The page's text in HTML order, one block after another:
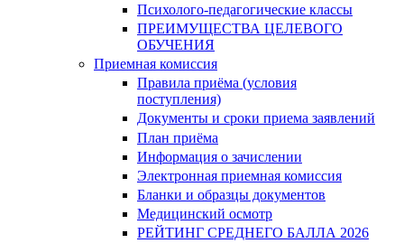
Психолого-педагогические классы
ПРЕИМУЩЕСТВА ЦЕЛЕВОГО
ОБУЧЕНИЯ
Приемная комиссия
Правила приёма (условия
поступления)
Документы и сроки приема заявлений
План приёма
Информация о зачислении
Электронная приемная комиссия
Бланки и образцы документов
Медицинский осмотр
РЕЙТИНГ СРЕДНЕГО БАЛЛА 2026